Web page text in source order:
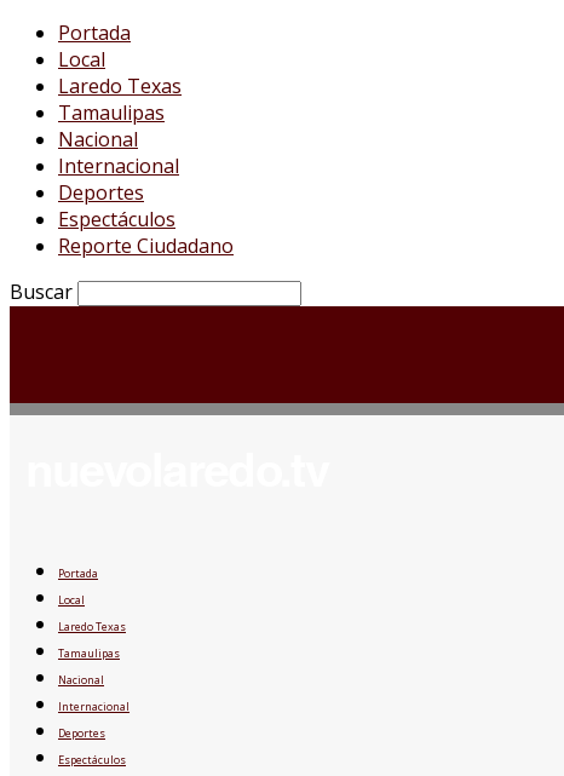
Portada
Local
Laredo Texas
Tamaulipas
Nacional
Internacional
Deportes
Espectáculos
Reporte Ciudadano
Buscar
Portada
Local
Laredo Texas
Tamaulipas
Nacional
Internacional
Deportes
Espectáculos